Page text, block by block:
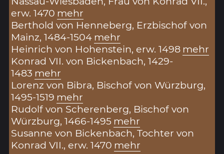
erw. 1470 mehr
Berthold von Henneberg, Erzbischof von
Mainz, 1484-1504 mehr
Heinrich von Hohenstein, erw. 1498 mehr
Konrad VII. von Bickenbach, 1429-
1483 mehr
Lorenz von Bibra, Bischof von Würzburg,
1495-1519 mehr
Rudolf von Scherenberg, Bischof von
Würzburg, 1466-1495 mehr
Susanne von Bickenbach, Tochter von
Konrad VII., erw. 1470 mehr